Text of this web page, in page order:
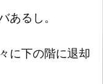
あるし。
に下の階に退却